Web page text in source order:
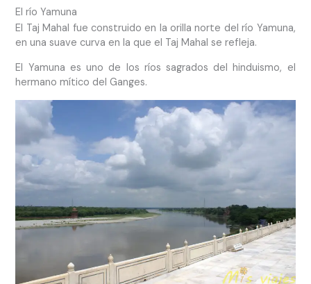
El río Yamuna
El Taj Mahal fue construido en la orilla norte del río Yamuna,
en una suave curva en la que el Taj Mahal se refleja.
El Yamuna es uno de los ríos sagrados del hinduismo, el
hermano mítico del Ganges.